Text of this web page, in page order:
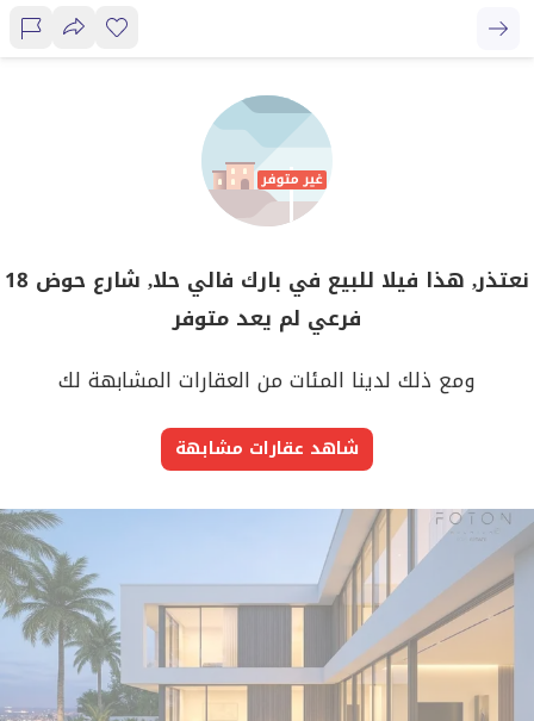
نعتذر, هذا فيلا للبيع في بارك فالي حلا, شارع حوض 18
فرعي لم يعد متوفر
ومع ذلك لدينا المئات من العقارات المشابهة لك
شاهد عقارات مشابهة